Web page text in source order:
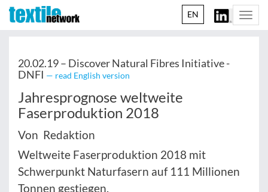
EN
20.02.19 – Discover Natural Fibres Initiative -
DNFI — read English version
Jahresprognose weltweite
Faserproduktion 2018
Von Redaktion
Weltweite Faserproduktion 2018 mit
Schwerpunkt Naturfasern auf 111 Millionen
Tonnen gestiegen.